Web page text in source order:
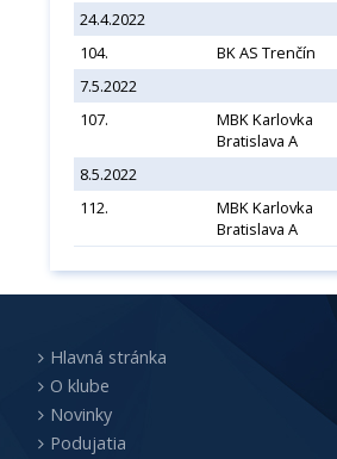
24.4.2022
104.
BK AS Trenčín
7.5.2022
107.
MBK Karlovka
Bratislava A
8.5.2022
112.
MBK Karlovka
Bratislava A
Hlavná stránka
O klube
Novinky
Podujatia